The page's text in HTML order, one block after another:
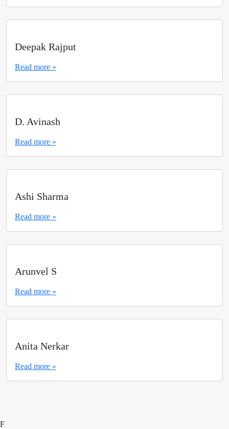
Deepak Rajput
Read more »
D. Avinash
Read more »
Ashi Sharma
Read more »
Arunvel S
Read more »
Anita Nerkar
Read more »
F